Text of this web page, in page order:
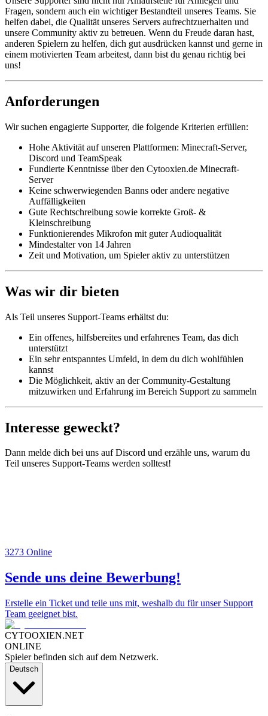
Fragen, sondern auch ein wichtiger Bestandteil unseres Teams. Sie
helfen dabei, die Qualität unseres Servers aufrechtzuerhalten und
unsere Community aktiv zu betreuen. Wenn du Freude daran hast,
anderen Spielern zu helfen, dich gut ausdrücken kannst und gerne in
einem motivierten Team arbeitest, dann bist du genau richtig bei
uns!
Anforderungen
Wir suchen engagierte Supporter, die folgende Kriterien erfüllen:
Hohe Aktivität auf unseren Plattformen: Minecraft-Server,
Discord und TeamSpeak
Fundierte Kenntnisse über den Cytooxien.de Minecraft-
Server
Keine schwerwiegenden Banns oder andere negative
Auffälligkeiten
Gute Rechtschreibung sowie korrekte Groß- &
Kleinschreibung
Funktionierendes Mikrofon mit guter Audioqualität
Mindestalter von 14 Jahren
Zeit und Motivation, um Spieler aktiv zu unterstützen
Was wir dir bieten
Als Teil unseres Support-Teams erhältst du:
Ein offenes, hilfsbereites und erfahrenes Team, das dich
unterstützt
Ein sehr entspanntes Umfeld, in dem du dich wohlfühlen
kannst
Die Möglichkeit, aktiv an der Community-Gestaltung
mitzuwirken und Erfahrung im Bereich Support zu sammeln
Interesse geweckt?
Dann melde dich bei uns auf Discord und erzähle uns, warum du
Teil unseres Support-Teams werden solltest!
3273 Online
Sende uns deine Bewerbung!
Erstelle ein Ticket und teile uns mit, weshalb du für unser Support
Team geeignet bist.
CYTOOXIEN.NET
ONLINE
Spieler befinden sich auf dem Netzwerk.
Deutsch